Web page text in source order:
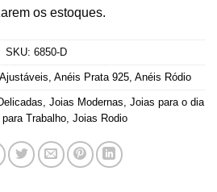
os estoques.
SKU: 6850-D
Anéis Prata 925, Anéis Ródio
Joias Modernas Joias para o dia
Trabalho Joias Rodio